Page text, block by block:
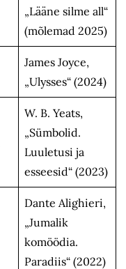
„Lääne silme all“
(mõlemad 2025)
James Joyce,
„Ulysses“ (2024)
W. B. Yeats,
„Sümbolid.
Luuletusi ja
esseesid“ (2023)
Dante Alighieri,
„Jumalik
komöödia.
Paradiis“ (2022)